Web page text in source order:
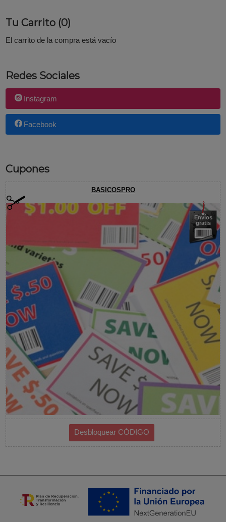
Tu Carrito (0)
El carrito de la compra está vacío
Redes Sociales
Instagram
Facebook
Cupones
BASICOSPRO
Envíos
gratis